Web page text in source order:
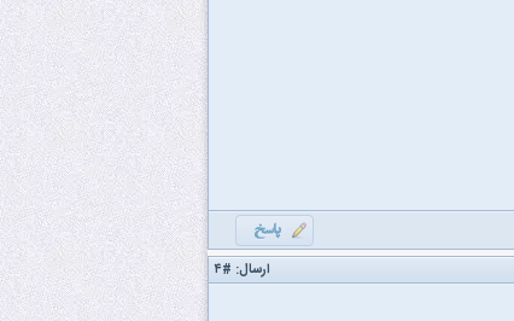
ارسال: #۴